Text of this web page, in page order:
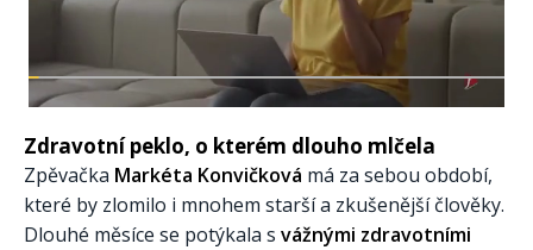
Zdravotní peklo, o kterém dlouho mlčela
Zpěvačka Markéta Konvičková má za sebou období,
které by zlomilo i mnohem starší a zkušenější člověky.
Dlouhé měsíce se potýkala s vážnými zdravotními